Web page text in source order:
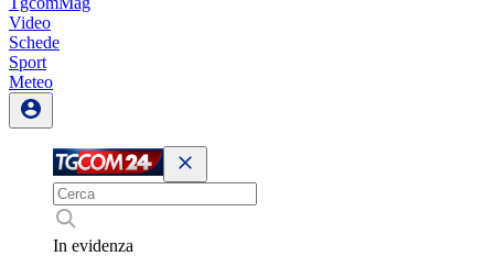
Video
Schede
Sport
Meteo
In evidenza